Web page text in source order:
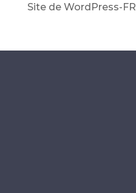
Site de WordPress-FR